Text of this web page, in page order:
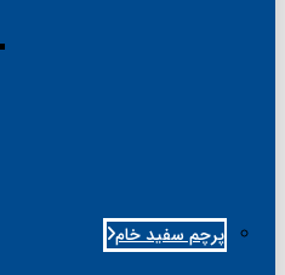
پرچم سفید خام